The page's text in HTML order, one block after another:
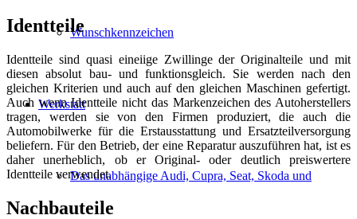
Wunschkennzeichen
Werkstatt
Das unabhängige Audi, Cupra, Seat, Skoda und
Identteile
Identteile sind quasi eineiige Zwillinge der Originalteile und mit
diesen absolut bau- und funktionsgleich. Sie werden nach den
gleichen Kriterien und auch auf den gleichen Maschinen gefertigt.
Auch wenn Identteile nicht das Markenzeichen des Autoherstellers
tragen, werden sie von den Firmen produziert, die auch die
Automobilwerke für die Erstausstattung und Ersatzteilversorgung
beliefern. Für den Betrieb, der eine Reparatur auszuführen hat, ist es
daher unerheblich, ob er Original- oder deutlich preiswertere
Identteile verwendet.
Nachbauteile